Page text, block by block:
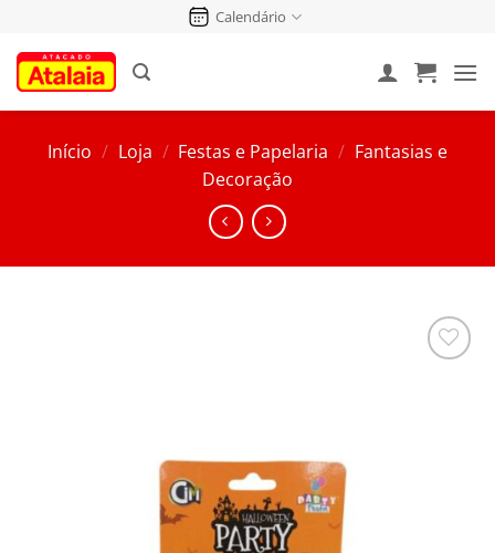
conteúdo
Calendário
Início / Loja / Festas e Papelaria / Fantasias e
Decoração